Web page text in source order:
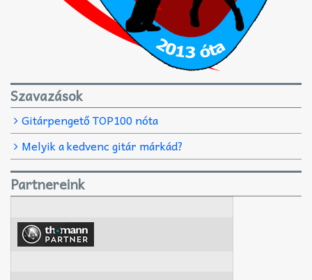
Szavazások
Gitárpengető TOP100 nóta
Melyik a kedvenc gitár márkád?
Partnereink